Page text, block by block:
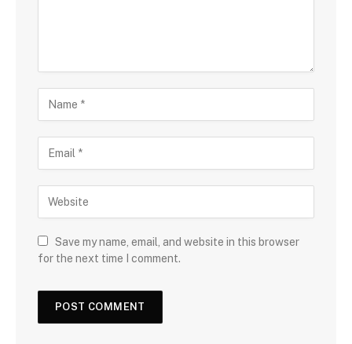
Save my name, email, and website in this browser
for the next time I comment.